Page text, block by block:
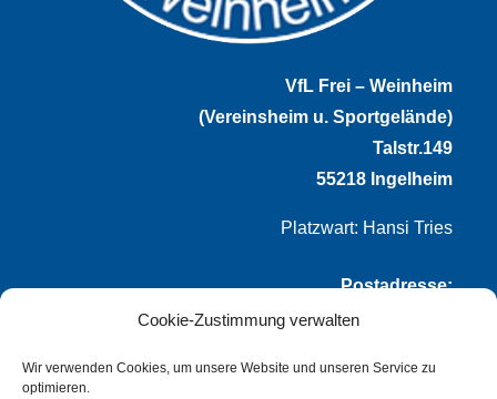
Cookie-Zustimmung verwalten
Wir verwenden Cookies, um unsere Website und unseren Service zu
optimieren.
VfL Frei – Weinheim
(Vereinsheim u. Sportgelände)
Talstr.149
55218 Ingelheim
Platzwart: Hansi Tries
Postadresse:
VfL Frei-Weinheim 1921 e.V.
Thomas Winternheimer